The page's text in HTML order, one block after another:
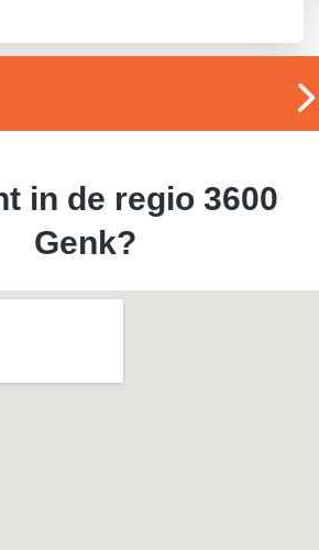
in de regio 3600
Genk?